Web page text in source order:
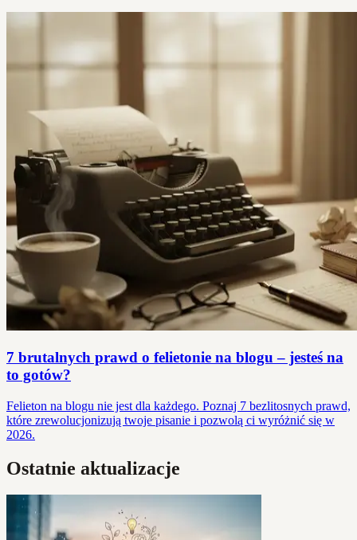
7 brutalnych prawd o felietonie na blogu – jesteś na
to gotów?
Felieton na blogu nie jest dla każdego. Poznaj 7 bezlitosnych prawd,
które zrewolucjonizują twoje pisanie i pozwolą ci wyróżnić się w
2026.
Ostatnie aktualizacje